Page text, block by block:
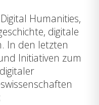
Humanities,
digitale
In den letzten
Initiativen zum